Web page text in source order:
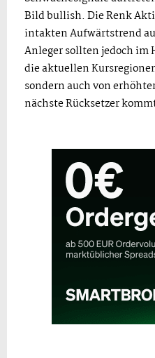
Bild bullish. Die Renk
intakten Aufwärtstrend
Anleger sollten jedoch
die aktuellen
sondern auch von
nächste Rücksetzer